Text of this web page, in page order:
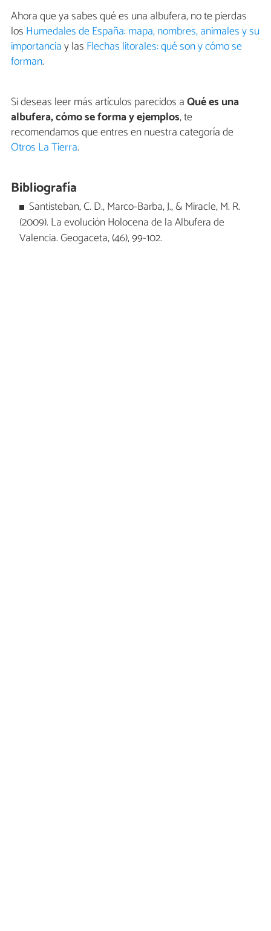
Ahora que ya sabes qué es una albufera, no te pierdas
los Humedales de España: mapa, nombres, animales y su
importanciay las Flechas litorales: qué son y cómo se
forman.
Si deseas leer más artículos parecidos aQué es una
albufera, cómo se forma y ejemplos, te
recomendamos que entres en nuestra categoría de
Otros La Tierra.
Bibliografía
Santisteban, C. D., Marco-Barba, J., & Miracle, M. R.
(2009). La evolución Holocena de la Albufera de
Valencia. Geogaceta, (46), 99-102.